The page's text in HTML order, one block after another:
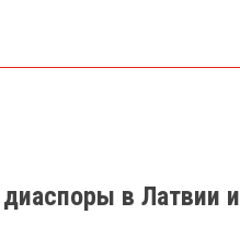
в Латвии и